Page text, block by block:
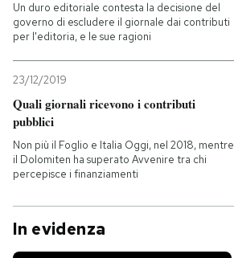
Un duro editoriale contesta la decisione del
governo di escludere il giornale dai contributi
per l'editoria, e le sue ragioni
23/12/2019
Quali giornali ricevono i contributi
pubblici
Non più il Foglio e Italia Oggi, nel 2018, mentre
il Dolomiten ha superato Avvenire tra chi
percepisce i finanziamenti
In evidenza